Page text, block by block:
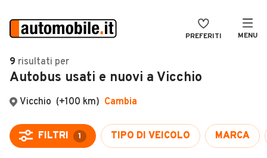
PREFERITI MENU
Auto
Auto usate
Auto Km 0
Auto Nuove
VENDI
MAGAZINE
ACCEDI
9 risultati per
Autobus usati e nuovi a Vicchio